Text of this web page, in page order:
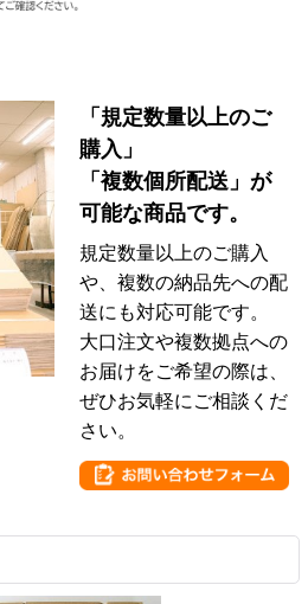
「規定数量以上のご
購入」
「複数個所配送」が
可能な商品です。
規定数量以上のご購入
や、複数の納品先への配
送にも対応可能です。
大口注文や複数拠点への
お届けをご希望の際は、
ぜひお気軽にご相談くだ
さい。